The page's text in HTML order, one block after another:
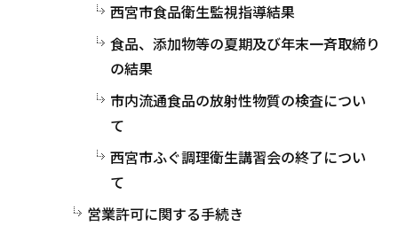
西宮市食品衛生監視指導結果
食品、添加物等の夏期及び年末一斉取締り
の結果
市内流通食品の放射性物質の検査につい
て
西宮市ふぐ調理衛生講習会の終了につい
て
営業許可に関する手続き